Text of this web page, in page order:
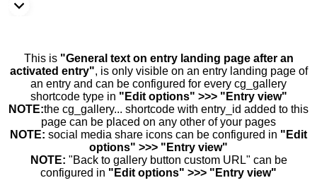
convención visual del equilibrio; pero no veo ningún
problema en cuestionar la perfección del paisaje
convencional. No equiparo belleza y perfección.
Prefiero la transmutación a la presentación de estados
fijos de la naturaleza.
This is "General text on entry landing page after an
activated entry", is only visible on an entry landing page of
an entry and can be configured for every cg_gallery
shortcode type in "Edit options" >>> "Entry view"
NOTE:the cg_gallery... shortcode with entry_id added to this
page can be placed on any other of your pages
NOTE: social media share icons can be configured in "Edit
options" >>> "Entry view"
NOTE: "Back to gallery button custom URL" can be
configured in "Edit options" >>> "Entry view"